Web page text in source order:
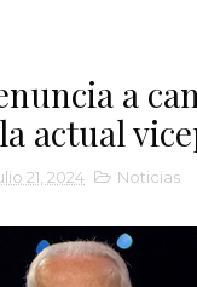
a
actual
21, 2024 Noticias